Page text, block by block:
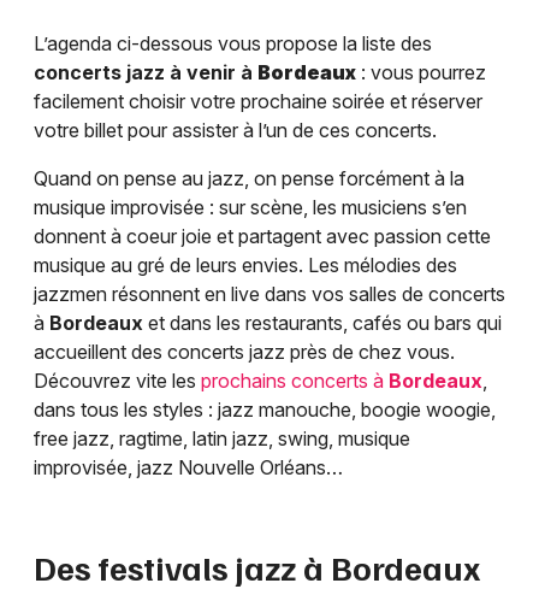
L’agenda ci-dessous vous propose la liste des
concerts jazz à venir à Bordeaux : vous pourrez
facilement choisir votre prochaine soirée et réserver
votre billet pour assister à l’un de ces concerts.
Quand on pense au jazz, on pense forcément à la
musique improvisée : sur scène, les musiciens s’en
donnent à coeur joie et partagent avec passion cette
musique au gré de leurs envies. Les mélodies des
jazzmen résonnent en live dans vos salles de concerts
à Bordeaux et dans les restaurants, cafés ou bars qui
accueillent des concerts jazz près de chez vous.
Découvrez vite les prochains concerts à Bordeaux,
dans tous les styles : jazz manouche, boogie woogie,
free jazz, ragtime, latin jazz, swing, musique
improvisée, jazz Nouvelle Orléans…
Des festivals jazz à Bordeaux